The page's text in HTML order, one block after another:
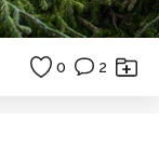
0 2